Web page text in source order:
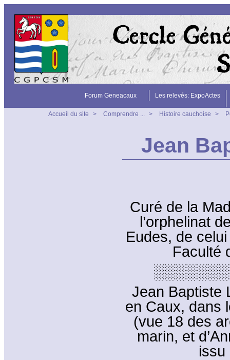
Forum Geneacaux Les relevés: ExpoActes
Accueil du site > Comprendre ... > Histoire cauchoise >
Jean
Curé de la
l’orphelinat
Eudes, de
Faculté
Jean Baptiste
en Caux, dans
(vue 18 des
marin, et
issu